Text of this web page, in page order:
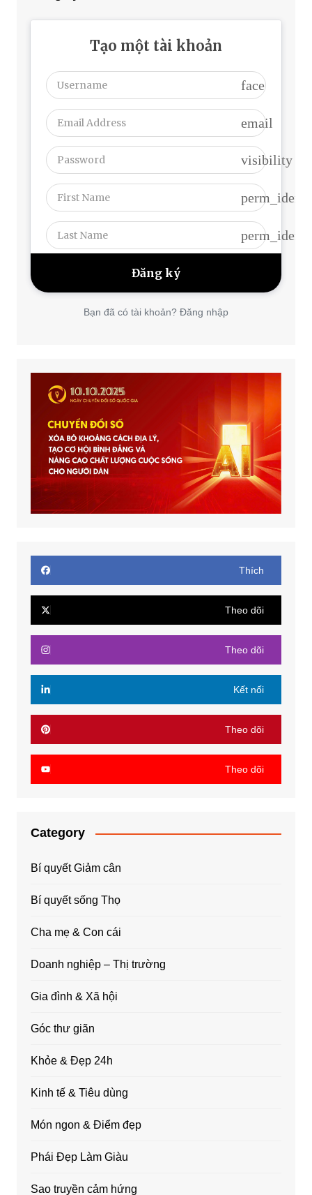
Tạo một tài khoản
face
email
visibility
Bạn đã có tài khoản? Đăng nhập
Thích
Theo dõi
Theo dõi
Kết nối
Theo dõi
Theo dõi
Category
Bí quyết Giảm cân
Bí quyết sống Thọ
Cha mẹ & Con cái
Doanh nghiệp – Thị trường
Gia đình & Xã hội
Góc thư giãn
Khỏe & Đẹp 24h
Kinh tế & Tiêu dùng
Món ngon & Điểm đẹp
Phái Đẹp Làm Giàu
Sao truyền cảm hứng